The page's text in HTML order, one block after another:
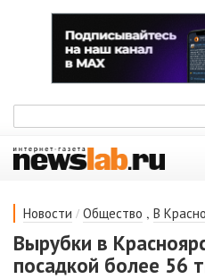
Новости / Общество , В
Вырубки в
посадкой более 56